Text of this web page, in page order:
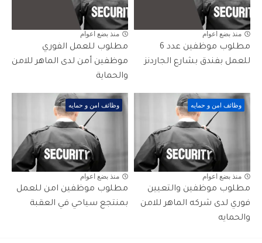
منذ بضع اعوام
مطلوب موظفين عدد 6
للعمل بفندق بشارع الجاردنز
منذ بضع اعوام
مطلوب للعمل الفوري
موظفين أمن لدى الماهر للامن
والحماية
وظائف امن و حمايه
منذ بضع اعوام
مطلوب موظفين والتعيين
فوري لدى شركه الماهر للامن
والحمايه
وظائف امن و حمايه
منذ بضع اعوام
مطلوب موظفين امن للعمل
بمنتجع سياحي في العقبة